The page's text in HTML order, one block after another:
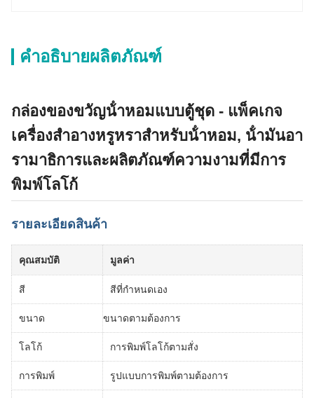
คำอธิบายผลิตภัณฑ์
กล่องของขวัญน้ําหอมแบบตู้ชุด - แพ็คเกจ
เครื่องสําอางหรูหราสําหรับน้ําหอม, น้ํามันอา
รามาธิการและผลิตภัณฑ์ความงามที่มีการ
พิมพ์โลโก้
รายละเอียดสินค้า
คุณสมบัติ มูลค่า
สี สีที่กําหนดเอง
ขนาด ขนาดตามต้องการ
โลโก้ การพิมพ์โลโก้ตามสั่ง
การพิมพ์ รูปแบบการพิมพ์ตามต้องการ